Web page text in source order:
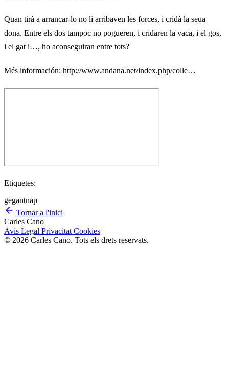
Quan tirà a arrancar-lo no li arribaven les forces, i cridà la seua
dona. Entre els dos tampoc no pogueren, i cridaren la vaca, i el gos,
i el gat i…, ho aconseguiran entre tots?
Més información: http://www.andana.net/index.php/colle…
Etiquetes:
gegantnap
Tornar a l'inici
Carles Cano
Avís Legal Privacitat Cookies
© 2026 Carles Cano. Tots els drets reservats.